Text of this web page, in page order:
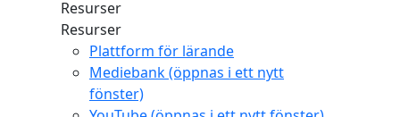
Resurser
Resurser
Plattform för lärande
Mediebank(öppnas i ett nytt
fönster)